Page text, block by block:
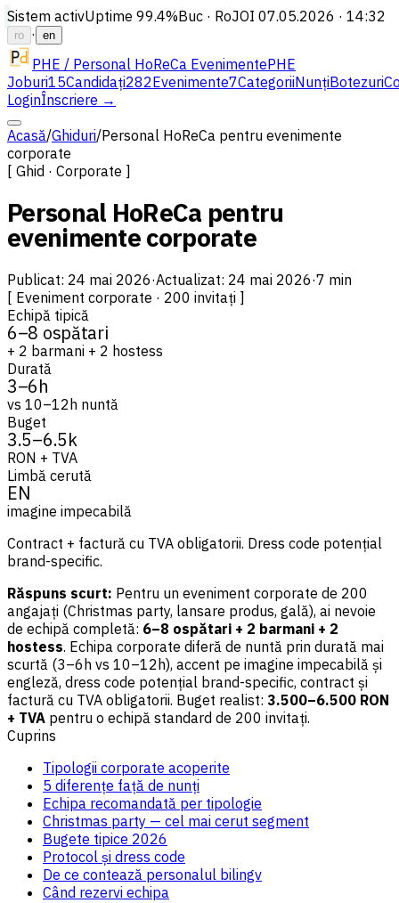
Sistem activUptime 99.4%Buc · RoJOI 07.05.2026 · 14:32
ro · en
PHE / Personal HoReCa EvenimentePHE
Joburi15Candidați282Evenimente7CategoriiNunțiBotezuri
LoginÎnscriere →
Acasă/Ghiduri/Personal HoReCa pentru evenimente
corporate
[ Ghid · Corporate ]
Personal HoReCa pentru
evenimente corporate
Publicat: 24 mai 2026·Actualizat: 24 mai 2026·7 min
[ Eveniment corporate · 200 invitați ]
Echipă tipică
6–8 ospătari
+ 2 barmani + 2 hostess
Durată
3–6h
vs 10–12h nuntă
Buget
3.5–6.5k
RON + TVA
Limbă cerută
EN
imagine impecabilă
Contract + factură cu TVA obligatorii. Dress code potențial
brand-specific.
Răspuns scurt: Pentru un eveniment corporate de 200
angajați (Christmas party, lansare produs, gală), ai nevoie
de echipă completă: 6–8 ospătari + 2 barmani + 2
hostess. Echipa corporate diferă de nuntă prin durată mai
scurtă (3–6h vs 10–12h), accent pe imagine impecabilă și
engleză, dress code potențial brand-specific, contract și
factură cu TVA obligatorii. Buget realist: 3.500–6.500 RON
+ TVA pentru o echipă standard de 200 invitați.
Cuprins
Tipologii corporate acoperite
5 diferențe față de nunți
Echipa recomandată per tipologie
Christmas party — cel mai cerut segment
Bugete tipice 2026
Protocol și dress code
De ce contează personalul bilingv
Când rezervi echipa